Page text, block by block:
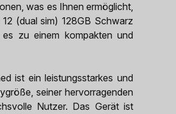
was es Ihnen ermöglicht,
(dual sim) 128GB Schwarz
zu einem kompakten und
ist ein leistungsstarkes und
seiner hervorragenden
Nutzer. Das Gerät ist